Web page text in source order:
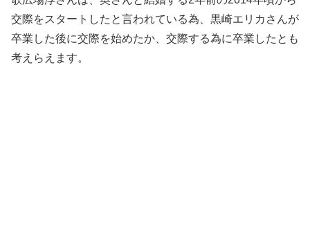
交際をスタートしたと言われている為、黒崎エリカさんが
卒業した後に交際を始めたか、交際する為に卒業したとも
考えらえます。